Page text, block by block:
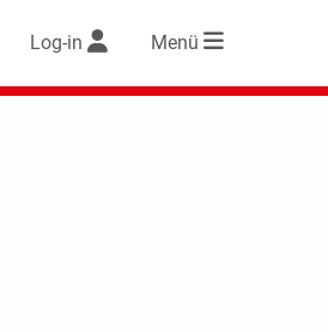
Log-in Menü